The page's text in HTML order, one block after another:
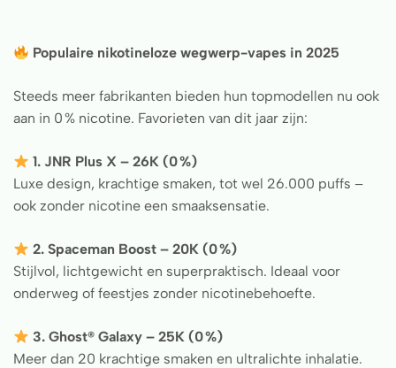
Populaire nikotineloze wegwerp-vapes in 2025
Steeds meer fabrikanten bieden hun topmodellen nu ook
aan in 0 % nicotine. Favorieten van dit jaar zijn:
1. JNR Plus X – 26K (0 %)
Luxe design, krachtige smaken, tot wel 26.000 puffs –
ook zonder nicotine een smaaksensatie.
2. Spaceman Boost – 20K (0 %)
Stijlvol, lichtgewicht en superpraktisch. Ideaal voor
onderweg of feestjes zonder nicotinebehoefte.
3. Ghost® Galaxy – 25K (0 %)
Meer dan 20 krachtige smaken en ultralichte inhalatie.